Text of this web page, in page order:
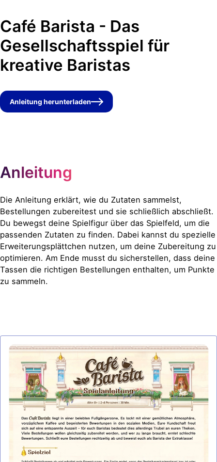
Café Barista - Das
Gesellschaftsspiel für
kreative Baristas
Anleitung herunterladen
Anleitung
Die Anleitung erklärt, wie du Zutaten sammelst,
Bestellungen zubereitest und sie schließlich abschließt.
Du bewegst deine Spielfigur über das Spielfeld, um die
passenden Zutaten zu finden. Dabei kannst du spezielle
Erweiterungsplättchen nutzen, um deine Zubereitung zu
optimieren. Am Ende musst du sicherstellen, dass deine
Tassen die richtigen Bestellungen enthalten, um Punkte
zu sammeln.